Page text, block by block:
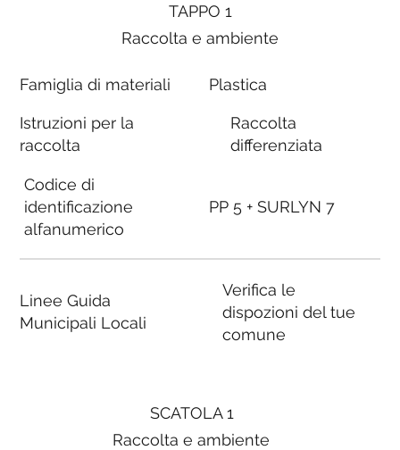
SCATOLA 1
Raccolta e ambiente
TAPPO 1
Raccolta e ambiente
Famiglia di materiali
Istruzioni per la
raccolta
Codice di
identificazione
alfanumerico
Linee Guida
Municipali Locali
Plastica
Raccolta
differenziata
PP 5 + SURLYN 7
Verifica le
dispozioni del tue
comune